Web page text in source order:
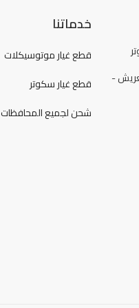
-
خدماتنا
قطع غيار موتوسيكلات
قطع غيار سكوتر
شحن لجميع المحافظات